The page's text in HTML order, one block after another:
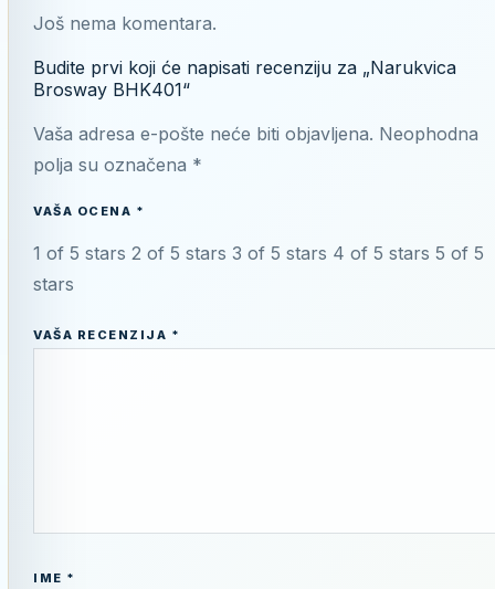
Još nema komentara.
Budite prvi koji će napisati recenziju za „Narukvica
Brosway BHK401“
Vaša adresa e-pošte neće biti objavljena. Neophodna
polja su označena *
VAŠA OCENA *
1 of 5 stars 2 of 5 stars 3 of 5 stars 4 of 5 stars 5 of 5
stars
VAŠA RECENZIJA *
IME *